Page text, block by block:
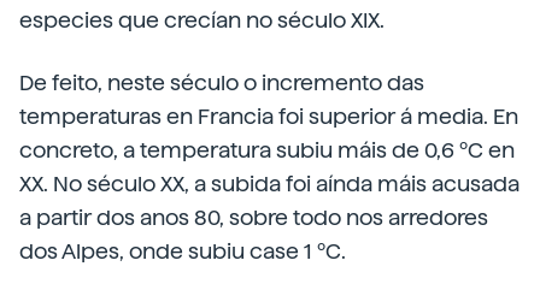
especies que crecían no século XIX.
De feito, neste século o incremento das
temperaturas en Francia foi superior á media. En
concreto, a temperatura subiu máis de 0,6 ºC en
XX. No século XX, a subida foi aínda máis acusada
a partir dos anos 80, sobre todo nos arredores
dos Alpes, onde subiu case 1 ºC.